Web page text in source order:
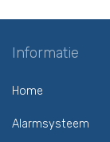
Informatie
Home
Alarmsysteem